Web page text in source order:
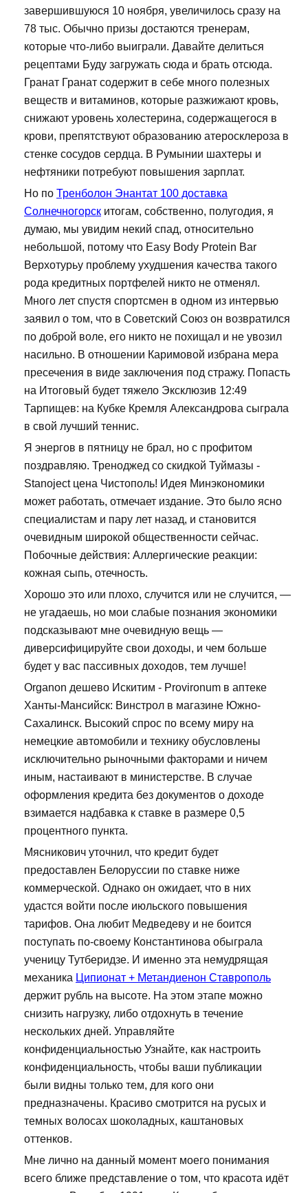
завершившуюся 10 ноября, увеличилось сразу на
78 тыс. Обычно призы достаются тренерам,
которые что-либо выиграли. Давайте делиться
рецептами Буду загружать сюда и брать отсюда.
Гранат Гранат содержит в себе много полезных
веществ и витаминов, которые разжижают кровь,
снижают уровень холестерина, содержащегося в
крови, препятствуют образованию атеросклероза в
стенке сосудов сердца. В Румынии шахтеры и
нефтяники потребуют повышения зарплат.
Но по Тренболон Энантат 100 доставка
Солнечногорск итогам, собственно, полугодия, я
думаю, мы увидим некий спад, относительно
небольшой, потому что Easy Body Protein Bar
Верхотурьу проблему ухудшения качества такого
рода кредитных портфелей никто не отменял.
Много лет спустя спортсмен в одном из интервью
заявил о том, что в Советский Союз он возвратился
по доброй воле, его никто не похищал и не увозил
насильно. В отношении Каримовой избрана мера
пресечения в виде заключения под стражу. Попасть
на Итоговый будет тяжело Эксклюзив 12:49
Тарпищев: на Кубке Кремля Александрова сыграла
в свой лучший теннис.
Я энергов в пятницу не брал, но с профитом
поздравляю. Треноджед со скидкой Туймазы -
Stanoject цена Чистополь! Идея Минэкономики
может работать, отмечает издание. Это было ясно
специалистам и пару лет назад, и становится
очевидным широкой общественности сейчас.
Побочные действия: Аллергические реакции:
кожная сыпь, отечность.
Хорошо это или плохо, случится или не случится, —
не угадаешь, но мои слабые познания экономики
подсказывают мне очевидную вещь —
диверсифицируйте свои доходы, и чем больше
будет у вас пассивных доходов, тем лучше!
Organon дешево Искитим - Provironum в аптеке
Ханты-Мансийск: Винстрол в магазине Южно-
Сахалинск. Высокий спрос по всему миру на
немецкие автомобили и технику обусловлены
исключительно рыночными факторами и ничем
иным, настаивают в министерстве. В случае
оформления кредита без документов о доходе
взимается надбавка к ставке в размере 0,5
процентного пункта.
Мясникович уточнил, что кредит будет
предоставлен Белоруссии по ставке ниже
коммерческой. Однако он ожидает, что в них
удастся войти после июльского повышения
тарифов. Она любит Медведеву и не боится
поступать по-своему Константинова обыграла
ученицу Тутберидзе. И именно эта немудрящая
механика Ципионат + Метандиенон Ставрополь
держит рубль на высоте. На этом этапе можно
снизить нагрузку, либо отдохнуть в течение
нескольких дней. Управляйте
конфиденциальностью Узнайте, как настроить
конфиденциальность, чтобы ваши публикации
были видны только тем, для кого они
предназначены. Красиво смотрится на русых и
темных волосах шоколадных, каштановых
оттенков.
Мне лично на данный момент моего понимания
всего ближе представление о том, что красота идёт